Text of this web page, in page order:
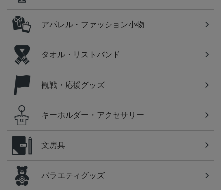
アパレル・ファッション小物
タオル・リストバンド
観戦・応援グッズ
キーホルダー・アクセサリー
文房具
バラエティグッズ